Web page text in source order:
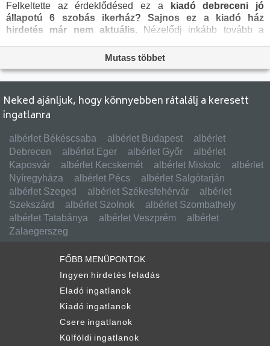
Kilátás:
nincs megadva
Internet:
nincs megadva
nincs megadva
Víz:
nincs megadva
Gáz:
Csatorna:
nincs megadva
Felkeltette az érdeklődésed ez a
kiadó debreceni jó
állapotú 6 szobás ikerház?
Sajnos ez a kiadó ház
hirdetés már nem aktuális. Nézelődj inkább tovább a
oldalra, hátha még ma megtalálod
Mutass többet
Neked ajánljuk, hogy könnyebben rátalálj a keresett
ingatlanra
albérlet Békéscsaba albérlet Budapest
albérlet
Debrecen
albérlet Eger albérlet Győr
albérlet
Kaposvár
albérlet Kecskemét albérlet Miskolc
albérlet
Nyíregyháza
albérlet Pécs
albérlet Salgótarján
albérlet Szeged
albérlet Székesfehérvár
albérlet
Szekszárd
albérlet Szolnok
albérlet Szombathely
albérlet Tatabánya
albérlet Veszprém
albérlet
Zalaegerszeg
FŐBB MENÜPONTOK
Ingyen hirdetés feladás
Eladó ingatlanok
Kiadó ingatlanok
Csere ingatlanok
Külföldi ingatlanok